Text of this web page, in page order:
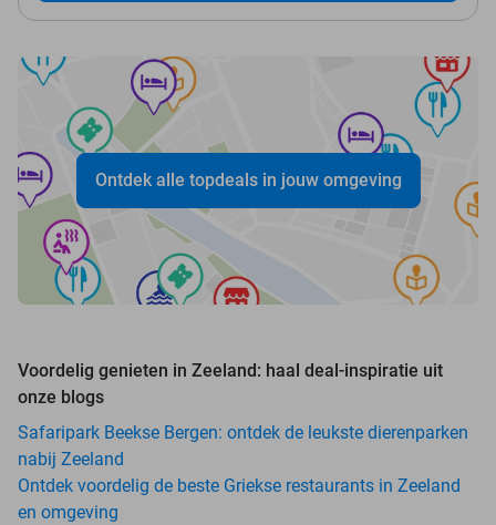
Ontdek alle topdeals in jouw omgeving
Voordelig genieten in Zeeland: haal deal-inspiratie uit
onze blogs
Safaripark Beekse Bergen: ontdek de leukste dierenparken
nabij Zeeland
Ontdek voordelig de beste Griekse restaurants in Zeeland
en omgeving